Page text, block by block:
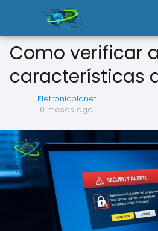
Como verificar
características
Eletronicplanet
10 meses ago